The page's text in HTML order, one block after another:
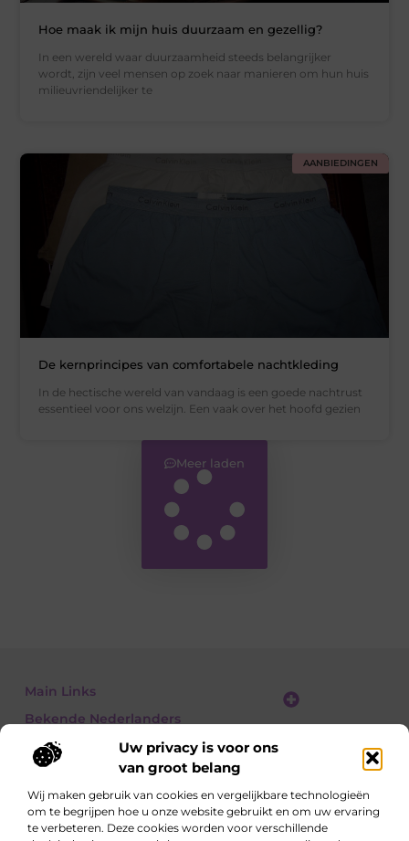
Uw privacy is voor ons
van groot belang
Wij maken gebruik van cookies en vergelijkbare technologieën
om te begrijpen hoe u onze website gebruikt en om uw ervaring
te verbeteren. Deze cookies worden voor verschillende
Hoe maak ik mijn huis duurzaam en gezellig?
In een wereld waar duurzaamheid steeds belangrijker
wordt, zijn veel mensen op zoek naar manieren om hun huis
milieuvriendelijker te
AANBIEDINGEN
De kernprincipes van comfortabele nachtkleding
In de hectische wereld van vandaag is een goede nachtrust
essentieel voor ons welzijn. Een vaak over het hoofd gezien
Meer laden
Main Links
Bekende Nederlanders
Ontdek, lees, leer – elke dag opnieuw